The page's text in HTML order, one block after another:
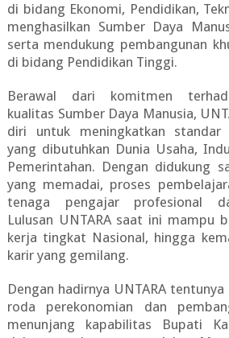
di bidang Ekonomi, Pendidikan,
menghasilkan Sumber Daya
serta mendukung pembangunan
di bidang Pendidikan Tinggi.
Berawal dari komitmen
kualitas Sumber Daya Manusia,
diri untuk meningkatkan standar
yang dibutuhkan Dunia Usaha,
Pemerintahan. Dengan didukung
yang memadai, proses
tenaga pengajar profesional
Lulusan UNTARA saat ini mampu
kerja tingkat Nasional, hingga
karir yang gemilang.
Dengan hadirnya UNTARA
roda perekonomian dan
menunjang kapabilitas Bupati